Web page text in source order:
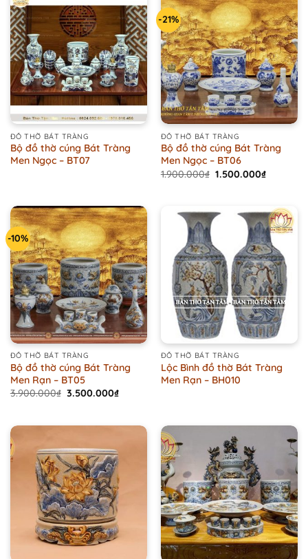
ĐỒ THỜ BÁT TRÀNG
Bộ đồ thờ cúng Bát Tràng
Men Ngọc – BT07
-21%
ĐỒ THỜ BÁT TRÀNG
Bộ đồ thờ cúng Bát Tràng
Men Ngọc – BT06
1.900.000₫ Original
1.500.000₫Current
-10%
ĐỒ THỜ BÁT TRÀNG
Bộ đồ thờ cúng Bát Tràng
Men Rạn – BT05
3.900.000₫ Original
3.500.000₫Current
ĐỒ THỜ BÁT TRÀNG
Lộc Bình đồ thờ Bát Tràng
Men Rạn – BH010